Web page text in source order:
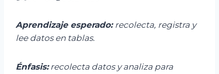
Aprendizaje esperado: recolecta, registra y
lee datos en tablas.
Énfasis: recolecta datos y analiza para